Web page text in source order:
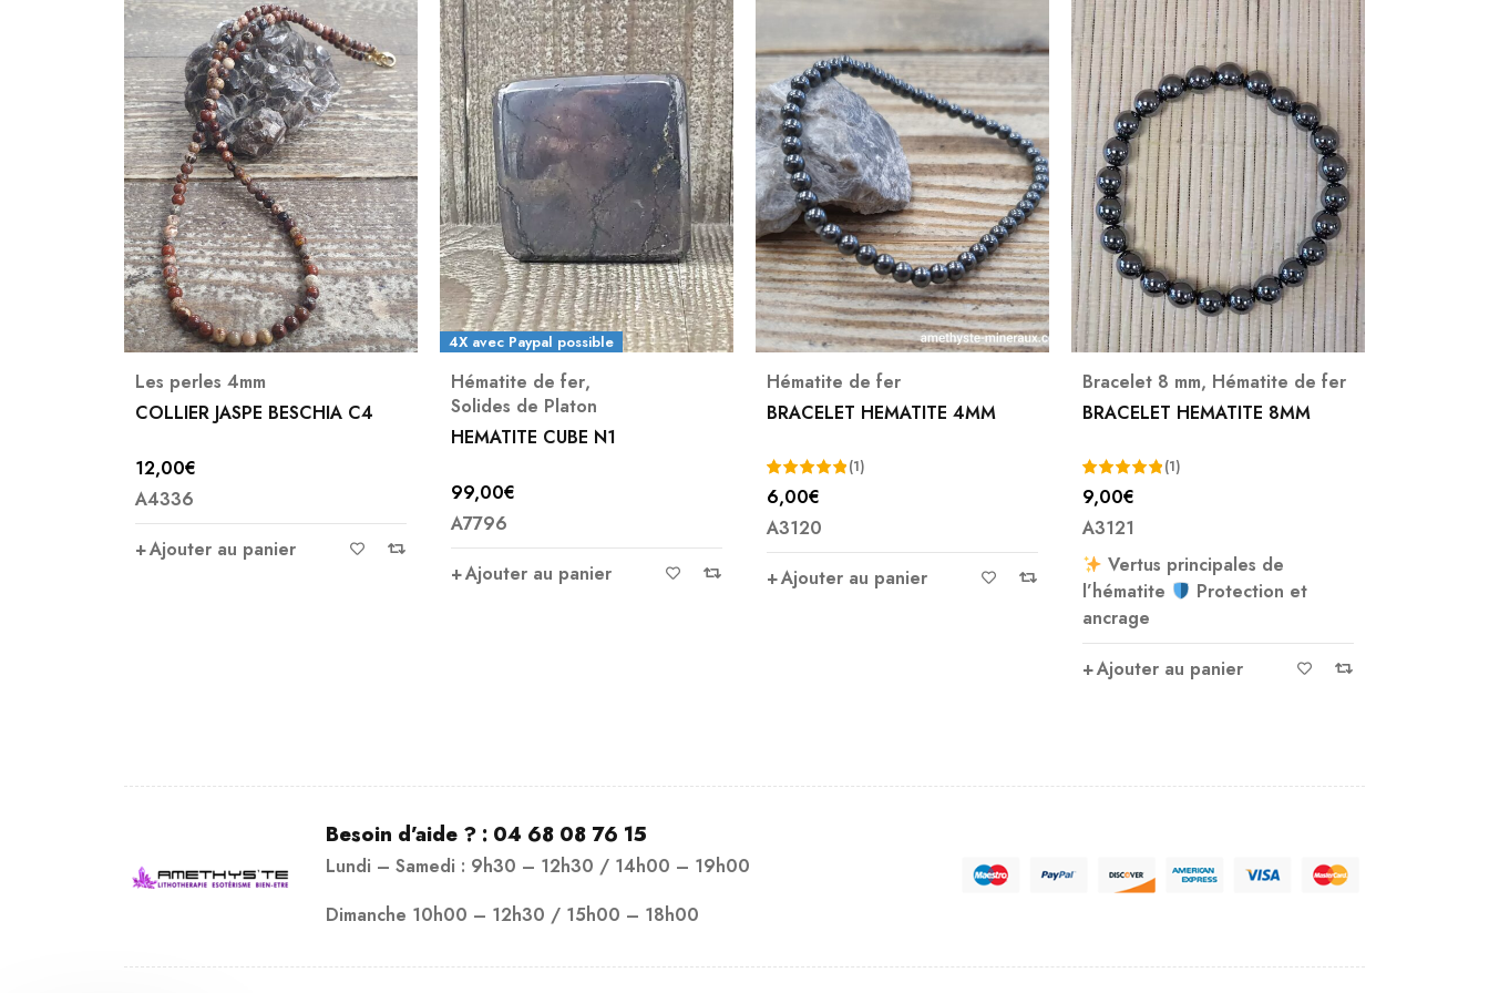
Les perles 4mm
COLLIER JASPE BESCHIA C4
12,00€
A4336
Ajouter au panier
4X avec Paypal possible
Hématite de fer,
Solides de Platon
HEMATITE CUBE N1
99,00€
A7796
Ajouter au panier
Hématite de fer
BRACELET HEMATITE 4MM
Note5.00
sur 5
(1)
6,00€
A3120
Ajouter au panier
Bracelet 8 mm, Hématite de fer
BRACELET HEMATITE 8MM
Note5.00
sur 5
(1)
9,00€
A3121
Vertus principales de
l’hématite
Protection et
ancrage
Ajouter au panier
Besoin d’aide ? : 04 68 08 76 15
Lundi – Samedi : 9h30 – 12h30 / 14h00 – 19h00
Dimanche 10h00 – 12h30 / 15h00 – 18h00